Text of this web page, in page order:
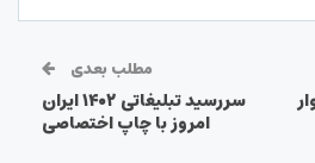
مطلب بعدی
سررسید تبلیغاتی ۱۴۰۲ ایران
امروز با چاپ اختصاصی